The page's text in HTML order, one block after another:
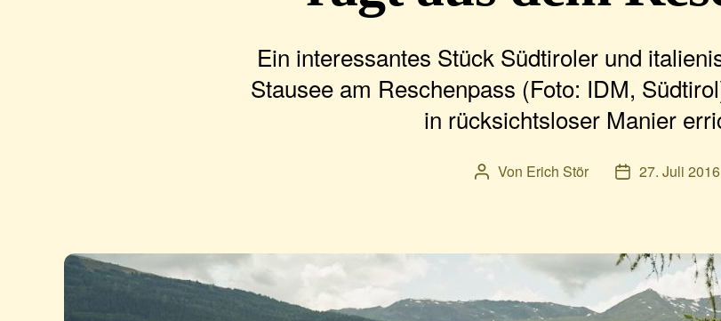
Ein interessantes Stück Südtiroler und
Stausee am Reschenpass (Foto: IDM,
in rücksichtsloser Manier
Beitragsautor
Von Erich Stör 27. Juli 2016